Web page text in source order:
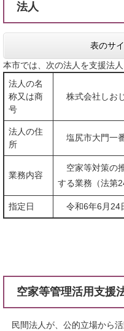
法人
表のサ
本市では、次の法人を支援法
法人の名
称又は商
号
株式会社しお
法人の住
所
塩尻市大門一
業務内容
空家等対策の
する業務（法第
指定日 令和6年6月24
空家等管理活用支援
民間法人が、公的立場から